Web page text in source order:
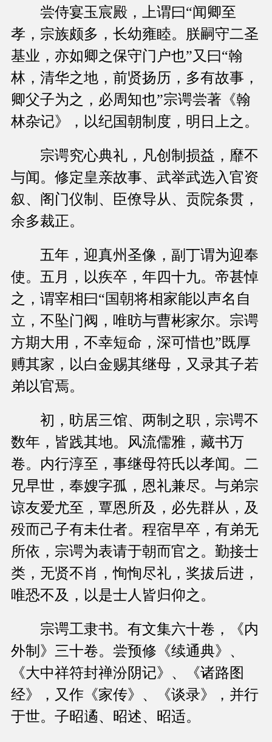
尝侍宴玉宸殿，上谓曰“闻卿至
孝，宗族颇多，长幼雍睦。朕嗣守二圣
基业，亦如卿之保守门户也”又曰“翰
林，清华之地，前贤扬历，多有故事，
卿父子为之，必周知也”宗谔尝著《翰
林杂记》，以纪国朝制度，明日上之。
宗谔究心典礼，凡创制损益，靡不
与闻。修定皇亲故事、武举武选入官资
叙、阁门仪制、臣僚导从、贡院条贯，
余多裁正。
五年，迎真州圣像，副丁谓为迎奉
使。五月，以疾卒，年四十九。帝甚悼
之，谓宰相曰“国朝将相家能以声名自
立，不坠门阀，唯昉与曹彬家尔。宗谔
方期大用，不幸短命，深可惜也”既厚
赙其家，以白金赐其继母，又录其子若
弟以官焉。
初，昉居三馆、两制之职，宗谔不
数年，皆践其地。风流儒雅，藏书万
卷。内行淳至，事继母符氏以孝闻。二
兄早世，奉嫂字孤，恩礼兼尽。与弟宗
谅友爱尤至，覃恩所及，必先群从，及
殁而己子有未仕者。程宿早卒，有弟无
所依，宗谔为表请于朝而官之。勤接士
类，无贤不肖，恂恂尽礼，奖拔后进，
唯恐不及，以是士人皆归仰之。
宗谔工隶书。有文集六十卷，《内
外制》三十卷。尝预修《续通典》、
《大中祥符封禅汾阴记》、《诸路图
经》，又作《家传》、《谈录》，并行
于世。子昭遹、昭述、昭适。